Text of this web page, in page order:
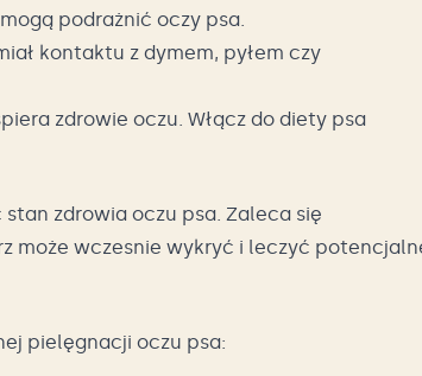
podrażnić oczy psa.
kontaktu z dymem, pyłem czy
zdrowie oczu. Włącz do diety psa
zdrowia oczu psa. Zaleca się
może wczesnie wykryć i leczyć
pielęgnacji oczu psa: